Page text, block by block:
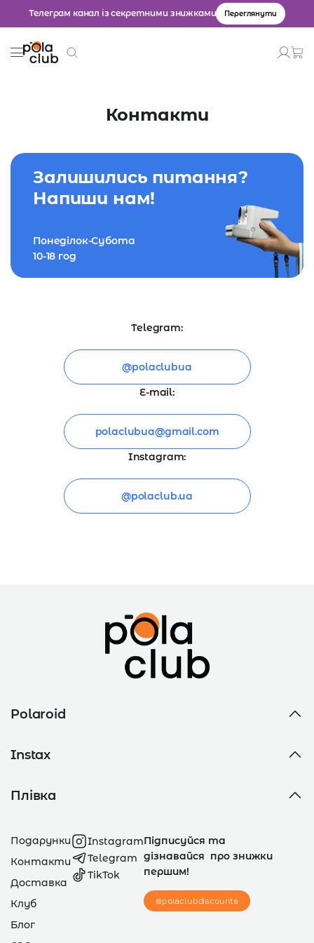
Телеграм канал із секретними знижками Переглянути
Введіть значення для пошуку.
Контакти
Залишились питання?
Напиши нам!
Понеділок-Субота
10-18 год
Telegram:
@polaclubua
E-mail:
polaclubua@gmail.com
Instagram:
@polaclub.ua
Polaroid
Instax
Плівка
Подарунки
Контакти
Доставка
Клуб
Блог
Instagram
Telegram
TikTok
Підписуйся та
дізнавайся про знижки
першим!
@polaclubdiscounts